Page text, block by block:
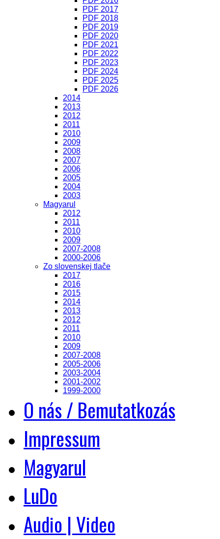
PDF 2017
PDF 2018
PDF 2019
PDF 2020
PDF 2021
PDF 2022
PDF 2023
PDF 2024
PDF 2025
PDF 2026
2014
2013
2012
2011
2010
2009
2008
2007
2006
2005
2004
2003
Magyarul
2012
2011
2010
2009
2007-2008
2000-2006
Zo slovenskej tlače
2017
2016
2015
2014
2013
2012
2011
2010
2009
2007-2008
2005-2006
2003-2004
2001-2002
1999-2000
O nás / Bemutatkozás
Impressum
Magyarul
LuDo
Audio | Video